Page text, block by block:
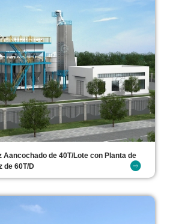
Aancochado de 40T/Lote con Planta de
de 60T/D